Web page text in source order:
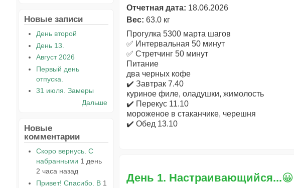
Отчетная дата: 18.06.2026
Вес: 63.0 кг
Прогулка 5300 марта шагов
✅ Интервальная 50 минут
✅ Стретчинг 50 минут
Питание
два черных кофе
✔️ Завтрак 7.40
куриное филе, оладушки, жимолость
✔️ Перекус 11.10
мороженое в стаканчике, черешня
✔️ Обед 13.10
День 1. Настраивающийся...😀
Новые записи
День второй
День 13.
Август 2026
Первый день
отпуска.
31 июля. Замеры
Дальше
Новые
комментарии
Скоро вернусь. С
набранными 1 день
2 часа назад
Привет! Спасибо. В 1